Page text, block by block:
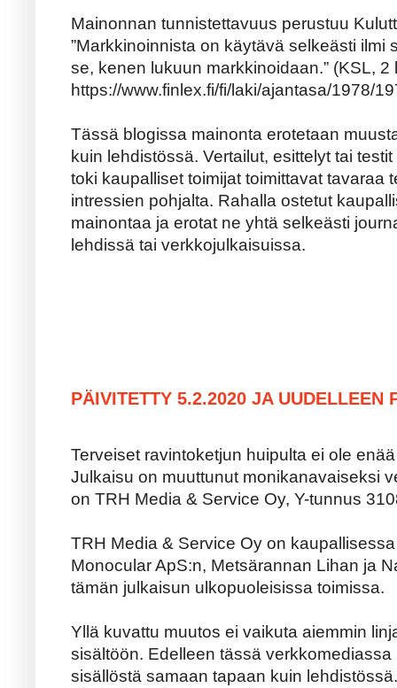
Mainonnan tunnistettavuus perustuu
”Markkinoinnista on käytävä selkeästi ilmi
se, kenen lukuun markkinoidaan.” (KSL, 2
https://www.finlex.fi/fi/laki/ajantasa/1978/
Tässä blogissa mainonta erotetaan
kuin lehdistössä. Vertailut, esittelyt tai
toki kaupalliset toimijat toimittavat tavaraa
intressien pohjalta. Rahalla ostetut
mainontaa ja erotat ne yhtä selkeästi
lehdissä tai verkkojulkaisuissa.
PÄIVITETTY 5.2.2020 JA UUDELLEEN
Terveiset ravintoketjun huipulta ei ole
Julkaisu on muuttunut monikanavaiseksi
on TRH Media & Service Oy, Y-tunnus
TRH Media & Service Oy on
Monocular ApS:n, Metsärannan Lihan ja
tämän julkaisun ulkopuoleisissa toimissa.
Yllä kuvattu muutos ei vaikuta aiemmin
sisältöön. Edelleen tässä
sisällöstä samaan tapaan kuin